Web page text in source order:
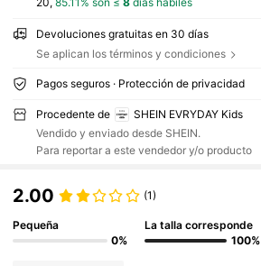
Devoluciones gratuitas en 30 días
Se aplican los términos y condiciones
Pagos seguros · Protección de privacidad
Procedente de
SHEIN EVRYDAY Kids
Vendido y enviado desde SHEIN.
Para reportar a este vendedor y/o producto
2.00 (1)
Pequeña
0%
La talla corresponde
100%